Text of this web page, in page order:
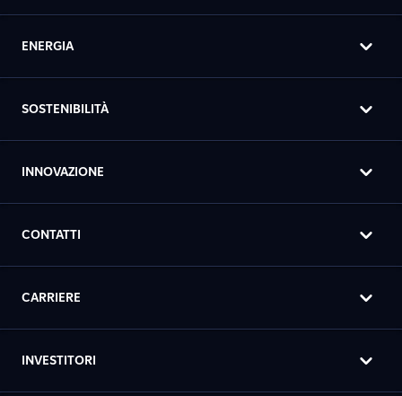
ENERGIA
SOSTENIBILITÀ
INNOVAZIONE
CONTATTI
CARRIERE
INVESTITORI